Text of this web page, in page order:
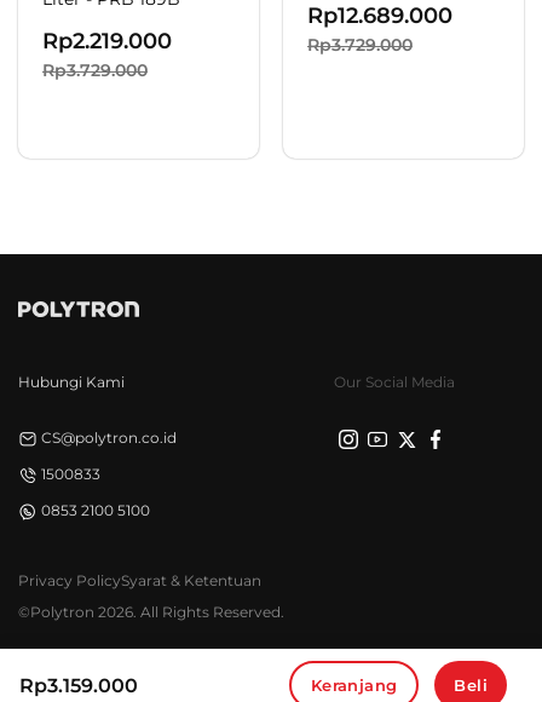
Rp2.219.000
Rp3.729.000
Rp12.689.000
Rp3.729.000
Rp3.159.000 Keranjang Beli
Hubungi Kami
CS@polytron.co.id
1500833
0853 2100 5100
Our Social Media
Privacy PolicySyarat & Ketentuan
©Polytron 2026. All Rights Reserved.